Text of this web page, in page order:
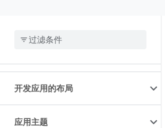
开发应用的布局
应用主题